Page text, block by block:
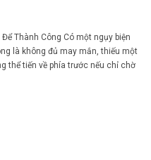
Thành Công Có một ngụy biện
là không đủ may mắn, thiếu một
thể tiến về phía trước nếu chỉ chờ